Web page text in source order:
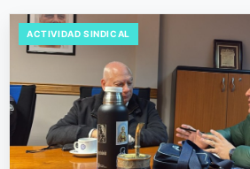
ACTIVIDAD SINDICAL